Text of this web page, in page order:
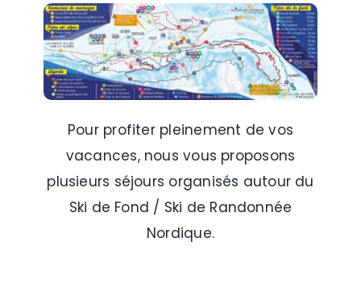
Pour profiter pleinement de vos
vacances, nous vous proposons
plusieurs séjours organisés autour du
Ski de Fond / Ski de Randonnée
Nordique.